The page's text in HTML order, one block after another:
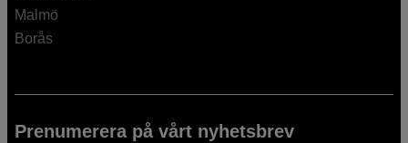
Malmö
Borås
Prenumerera på vårt nyhetsbrev